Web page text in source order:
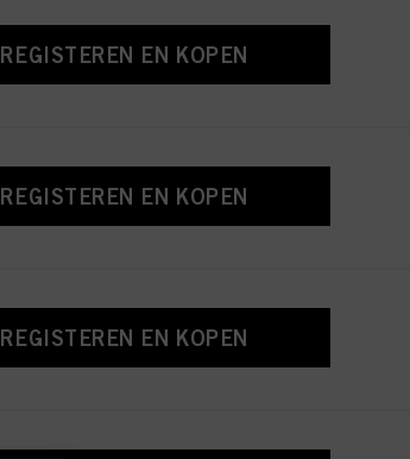
REGISTEREN EN KOPEN
REGISTEREN EN KOPEN
REGISTEREN EN KOPEN